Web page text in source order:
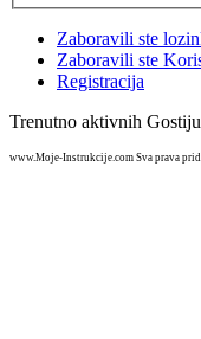
Zaboravili ste
Zaboravili ste
Registracija
Trenutno aktivnih
www.Moje-Instrukcije.com Sva prava